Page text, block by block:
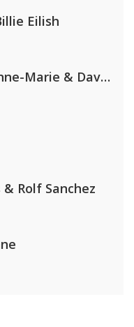
Eilish
Clean Bandit, Anne-Marie & David Guetta
Rolf Sanchez